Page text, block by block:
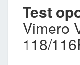
Test
Vimero
118/